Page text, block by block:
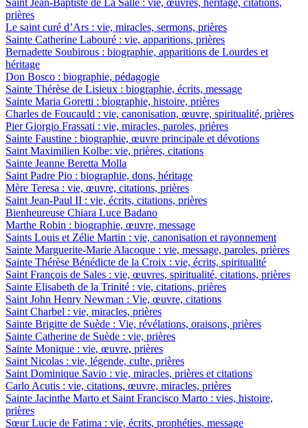
prières
Le saint curé d’Ars : vie, miracles, sermons, prières
Sainte Catherine Labouré : vie, apparitions, prières
Bernadette Soubirous : biographie, apparitions de Lourdes et
héritage
Don Bosco : biographie, pédagogie
Sainte Thérèse de Lisieux : biographie, écrits, message
Sainte Maria Goretti : biographie, histoire, prières
Charles de Foucauld : vie, canonisation, œuvre, spiritualité, prières
Pier Giorgio Frassati : vie, miracles, paroles, prières
Sainte Faustine : biographie, œuvre principale et dévotions
Saint Maximilien Kolbe: vie, prières, citations
Sainte Jeanne Beretta Molla
Saint Padre Pio : biographie, dons, héritage
Mère Teresa : vie, œuvre, citations, prières
Saint Jean-Paul II : vie, écrits, citations, prières
Bienheureuse Chiara Luce Badano
Marthe Robin : biographie, œuvre, message
Saints Louis et Zélie Martin : vie, canonisation et rayonnement
Sainte Marguerite-Marie Alacoque : vie, message, paroles, prières
Sainte Thérèse Bénédicte de la Croix : vie, écrits, spiritualité
Saint François de Sales : vie, œuvres, spiritualité, citations, prières
Sainte Elisabeth de la Trinité : vie, citations, prières
Saint John Henry Newman : Vie, œuvre, citations
Saint Charbel : vie, miracles, prières
Sainte Brigitte de Suède : Vie, révélations, oraisons, prières
Sainte Catherine de Suède : vie, prières
Sainte Monique : vie, œuvre, prières
Saint Nicolas : vie, légende, culte, prières
Saint Dominique Savio : vie, miracles, prières et citations
Carlo Acutis : vie, citations, œuvre, miracles, prières
Sainte Jacinthe Marto et Saint Francisco Marto : vies, histoire,
prières
Sœur Lucie de Fatima : vie, écrits, prophéties, message